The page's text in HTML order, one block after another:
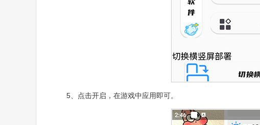
5、点击开启，在游戏中应用即可。